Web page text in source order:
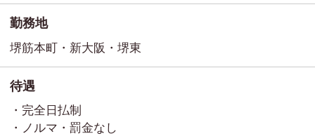
勤務地
堺筋本町・新大阪・堺東
待遇
・完全日払制
・ノルマ・罰金なし